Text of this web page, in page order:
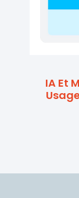
IA Et